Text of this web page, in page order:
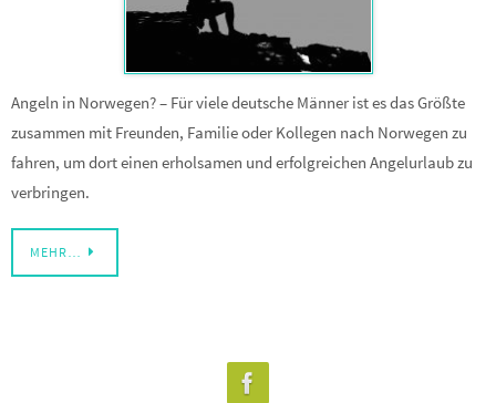
Angeln in Norwegen? – Für viele deutsche Männer ist es das Größte
zusammen mit Freunden, Familie oder Kollegen nach Norwegen zu
fahren, um dort einen erholsamen und erfolgreichen Angelurlaub zu
verbringen.
MEHR…